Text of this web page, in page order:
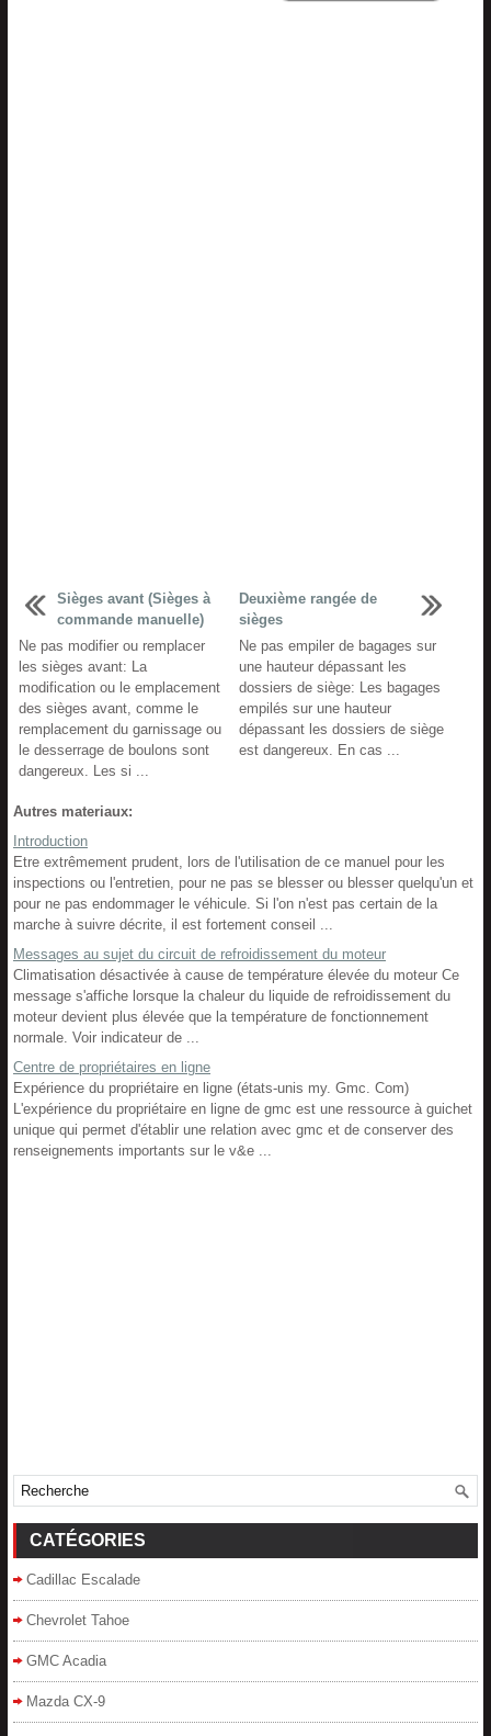
Sièges avant (Sièges à
commande manuelle)
Ne pas modifier ou remplacer
les sièges avant: La
modification ou le emplacement
des sièges avant, comme le
remplacement du garnissage ou
le desserrage de boulons sont
dangereux. Les si ...
Deuxième rangée de
sièges
Ne pas empiler de bagages sur
une hauteur dépassant les
dossiers de siège: Les bagages
empilés sur une hauteur
dépassant les dossiers de siège
est dangereux. En cas ...
Autres materiaux:
Introduction
Etre extrêmement prudent, lors de l'utilisation de ce manuel pour les
inspections ou l'entretien, pour ne pas se blesser ou blesser quelqu'un et
pour ne pas endommager le véhicule. Si l'on n'est pas certain de la
marche à suivre décrite, il est fortement conseil ...
Messages au sujet du circuit de refroidissement du moteur
Climatisation désactivée à cause de température élevée du moteur Ce
message s'affiche lorsque la chaleur du liquide de refroidissement du
moteur devient plus élevée que la température de fonctionnement
normale. Voir indicateur de ...
Centre de propriétaires en ligne
Expérience du propriétaire en ligne (états-unis my. Gmc. Com)
L'expérience du propriétaire en ligne de gmc est une ressource à guichet
unique qui permet d'établir une relation avec gmc et de conserver des
renseignements importants sur le v&e ...
CATÉGORIES
Cadillac Escalade
Chevrolet Tahoe
GMC Acadia
Mazda CX-9